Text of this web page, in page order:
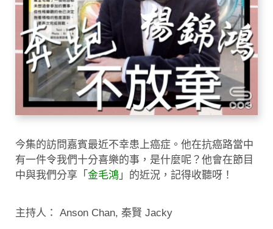
今集的訪問嘉賓最近不幸患上癌症。他在抗癌路當中
有一件令我們十分喜樂的事，是什麼呢？他會在節目
中與我們分享「 金毛鴻 」的近況，記得收聽呀！
主持人： Anson Chan, 秦賢 Jacky